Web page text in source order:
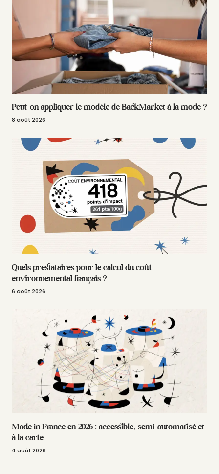
Peut-on appliquer le modèle de BackMarket à la mode ?
8 août 2026
Quels prestataires pour le calcul du coût
environnemental français ?
6 août 2026
Made in France en 2026 : accessible, semi-automatisé et
à la carte
4 août 2026